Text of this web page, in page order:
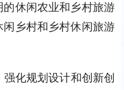
休闲农业和乡村旅游
乡村和乡村休闲旅游
化规划设计和创新创